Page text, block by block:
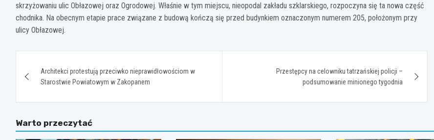
skrzyżowaniu ulic Obłazowej oraz Ogrodowej. Właśnie w tym miejscu, nieopodal zakładu szklarskiego, rozpoczyna się ta nowa część
chodnika. Na obecnym etapie prace związane z budową kończą się przed budynkiem oznaczonym numerem 205, położonym przy
ulicy Obłazowej.
wpisu
Architekci protestują przeciwko nieprawidłowościom w
Starostwie Powiatowym w Zakopanem
Przestępcy na celowniku tatrzańskiej policji –
podsumowanie minionego tygodnia
Warto przeczytać